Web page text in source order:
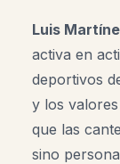
Luis
activa en
deportivos
y los
que las
sino